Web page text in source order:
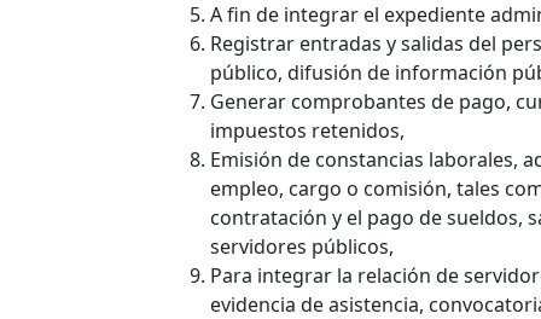
A fin de integrar el expediente
Registrar entradas y salidas del
público, difusión de información
Generar comprobantes de pago,
impuestos retenidos,
Emisión de constancias laborales,
empleo, cargo o comisión, tales
contratación y el pago de sueldos,
servidores públicos,
Para integrar la relación de
evidencia de asistencia,